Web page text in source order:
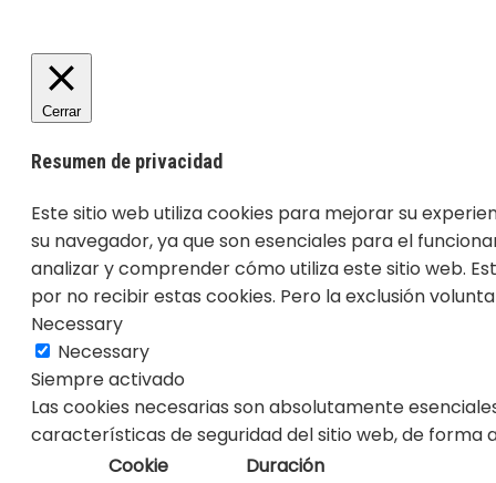
Cerrar
Resumen de privacidad
Este sitio web utiliza cookies para mejorar su
su navegador, ya que son esenciales para el
analizar y comprender cómo utiliza este sitio web.
por no recibir estas cookies. Pero la exclusión
Necessary
Necessary
Siempre activado
Las cookies necesarias son absolutamente
características de seguridad del sitio web, de forma
Cookie
Duración